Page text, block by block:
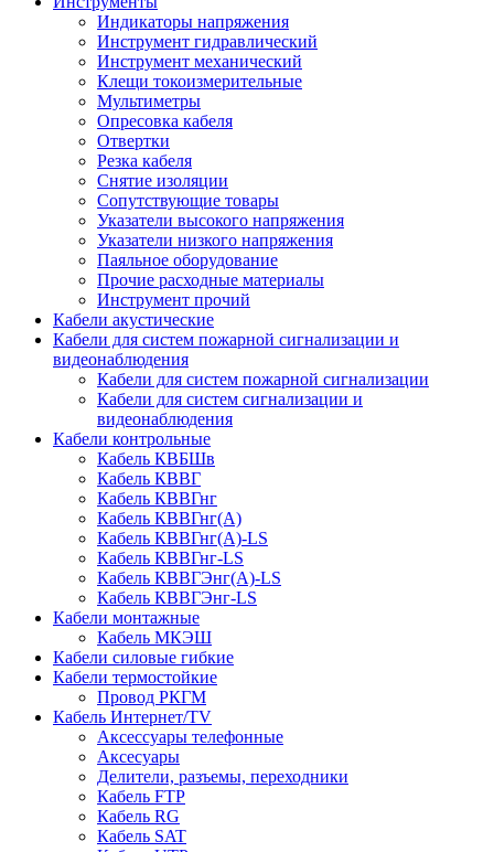
Индикаторы напряжения
Инструмент гидравлический
Инструмент механический
Клещи токоизмерительные
Мультиметры
Опресовка кабеля
Отвертки
Резка кабеля
Снятие изоляции
Сопутствующие товары
Указатели высокого напряжения
Указатели низкого напряжения
Паяльное оборудование
Прочие расходные материалы
Инструмент прочий
Кабели акустические
Кабели для систем пожарной сигнализации и
видеонаблюдения
Кабели для систем пожарной сигнализации
Кабели для систем сигнализации и
видеонаблюдения
Кабели контрольные
Кабель КВБШв
Кабель КВВГ
Кабель КВВГнг
Кабель КВВГнг(А)
Кабель КВВГнг(А)-LS
Кабель КВВГнг-LS
Кабель КВВГЭнг(А)-LS
Кабель КВВГЭнг-LS
Кабели монтажные
Кабель МКЭШ
Кабели силовые гибкие
Кабели термостойкие
Провод РКГМ
Кабель Интернет/TV
Аксессуары телефонные
Аксесуары
Делители, разъемы, переходники
Кабель FTP
Кабель RG
Кабель SAT